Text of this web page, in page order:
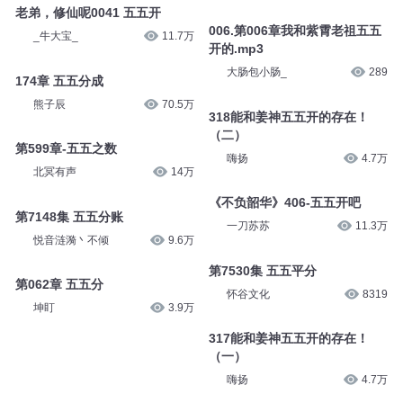
老弟，修仙呢0041 五五开
_牛大宝_ 11.7万
174章 五五分成
熊子辰 70.5万
第599章-五五之数
北冥有声 14万
第7148集 五五分账
悦音涟漪丶不倾 9.6万
第062章 五五分
坤盯 3.9万
006.第006章我和紫霄老祖五五
开的.mp3
大肠包小肠_ 289
318能和姜神五五开的存在！
（二）
嗨扬 4.7万
《不负韶华》406-五五开吧
一刀苏苏 11.3万
第7530集 五五平分
怀谷文化 8319
317能和姜神五五开的存在！
（一）
嗨扬 4.7万